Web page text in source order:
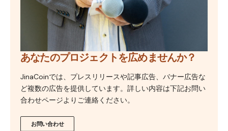
あなたのプロジェクトを広めませんか？
JinaCoinでは、プレスリリースや記事広告、バナー広告な
ど複数の広告を提供しています。詳しい内容は下記お問い
合わせページよりご連絡ください。
お問い合わせ